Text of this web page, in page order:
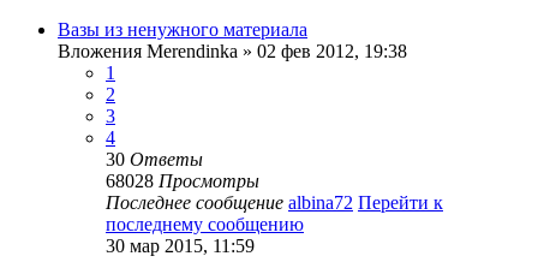
Вазы из ненужного материала
Вложения Merendinka » 02 фев 2012, 19:38
1
2
3
4
30 Ответы
68028 Просмотры
Последнее сообщение albina72 Перейти к
последнему сообщению
30 мар 2015, 11:59